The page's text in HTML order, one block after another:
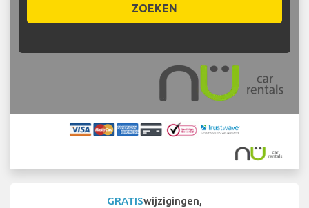
ZOEKEN
GRATISwijzigingen,